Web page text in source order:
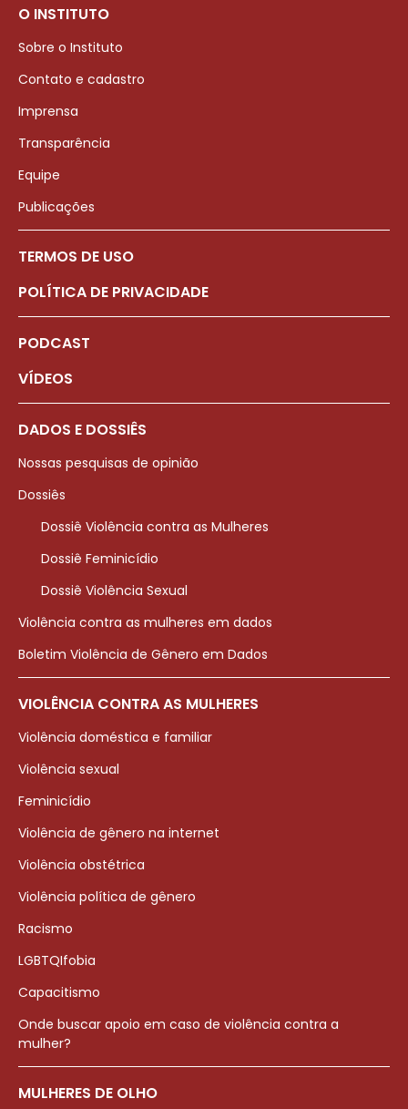
O INSTITUTO
Sobre o Instituto
Contato e cadastro
Imprensa
Transparência
Equipe
Publicações
TERMOS DE USO
POLÍTICA DE PRIVACIDADE
PODCAST
VÍDEOS
DADOS E DOSSIÊS
Nossas pesquisas de opinião
Dossiês
Dossiê Violência contra as Mulheres
Dossiê Feminicídio
Dossiê Violência Sexual
Violência contra as mulheres em dados
Boletim Violência de Gênero em Dados
VIOLÊNCIA CONTRA AS MULHERES
Violência doméstica e familiar
Violência sexual
Feminicídio
Violência de gênero na internet
Violência obstétrica
Violência política de gênero
Racismo
LGBTQIfobia
Capacitismo
Onde buscar apoio em caso de violência contra a
mulher?
MULHERES DE OLHO